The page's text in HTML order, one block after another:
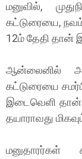
மனுவில்,
கட்டுரையை,
12ம் தேதி தான்
ஆன்லைனில்
கட்டுரையை
இடைவெளி தான்
தயாராவது
மனுதாரர்கள்